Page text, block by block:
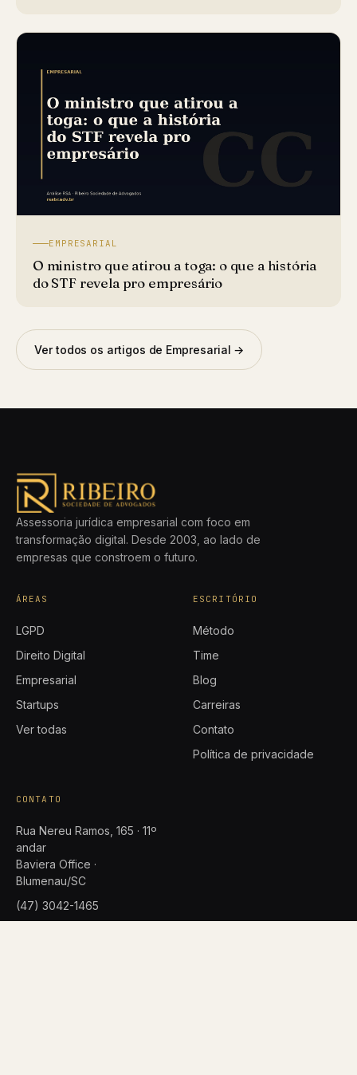
EMPRESARIAL
O ministro que atirou a toga: o que a história
do STF revela pro empresário
Ver todos os artigos de Empresarial →
Assessoria jurídica empresarial com foco em
transformação digital. Desde 2003, ao lado de
empresas que constroem o futuro.
ÁREAS
LGPD
Direito Digital
Empresarial
Startups
Ver todas
ESCRITÓRIO
Método
Time
Blog
Carreiras
Contato
Política de privacidade
CONTATO
Rua Nereu Ramos, 165 · 11º
andar
Baviera Office ·
Blumenau/SC
(47) 3042-1465